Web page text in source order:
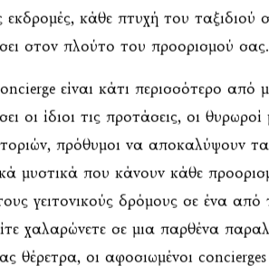
εκδρομές, κάθε πτυχή του ταξιδιού
στον πλούτο του προορισμού σας.
είναι κάτι περισσότερο από
οι ίδιοι τις προτάσεις, οι
πρόθυμοι να αποκαλύψουν
μυστικά που κάνουν κάθε
γειτονικούς δρόμους σε ένα από
χαλαρώνετε σε μια παρθένα
θέρετρα, οι αφοσιωμένοι